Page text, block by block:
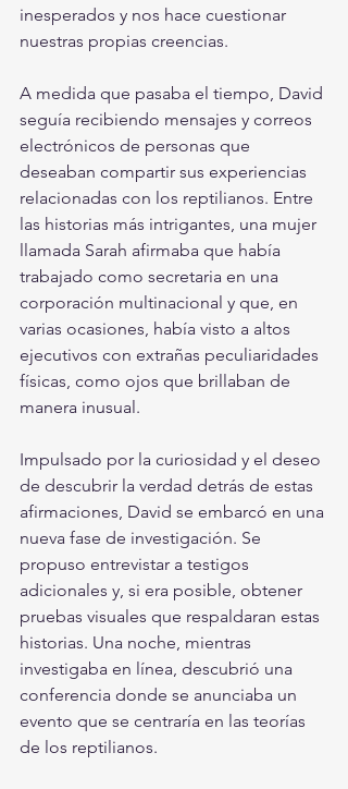
inesperados y nos hace cuestionar
nuestras propias creencias.
A medida que pasaba el tiempo, David
seguía recibiendo mensajes y correos
electrónicos de personas que
deseaban compartir sus experiencias
relacionadas con los reptilianos. Entre
las historias más intrigantes, una mujer
llamada Sarah afirmaba que había
trabajado como secretaria en una
corporación multinacional y que, en
varias ocasiones, había visto a altos
ejecutivos con extrañas peculiaridades
físicas, como ojos que brillaban de
manera inusual.
Impulsado por la curiosidad y el deseo
de descubrir la verdad detrás de estas
afirmaciones, David se embarcó en una
nueva fase de investigación. Se
propuso entrevistar a testigos
adicionales y, si era posible, obtener
pruebas visuales que respaldaran estas
historias. Una noche, mientras
investigaba en línea, descubrió una
conferencia donde se anunciaba un
evento que se centraría en las teorías
de los reptilianos.